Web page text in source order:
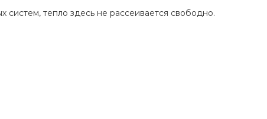
систем, тепло здесь не рассеивается свободно.